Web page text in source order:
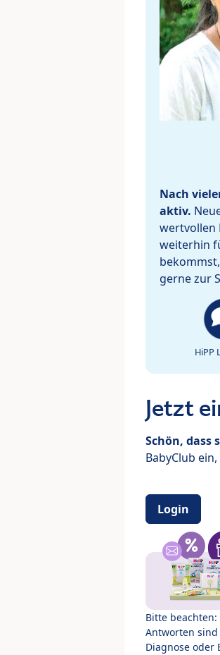
Nach
aktiv.
wertvollen
weiterhin
gerne zur
HiPP
Jetzt
Schön, dass
BabyClub
Login
Bitte
Antworten
Diagnose oder